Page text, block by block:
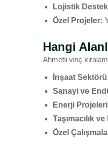
Lojistik
Özel Projeler:
Hangi
Ahmetli vinç
İnşaat
Sanayi ve
Enerji
Taşımacılık
Özel